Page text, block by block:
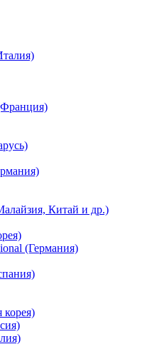
Китай и др.)
(Германия)